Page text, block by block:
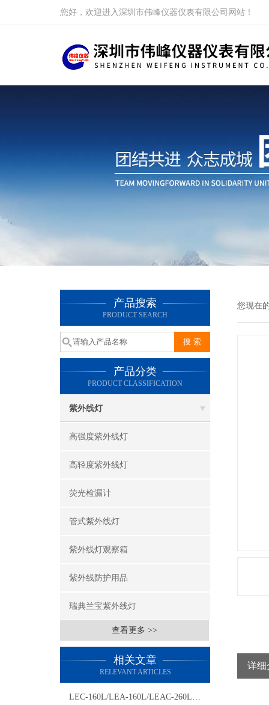
您好，欢迎进入深圳市伟峰仪器仪表有限公司网站！
产品搜索
PRODUCT SEARCH
产品分类
PRODUCT CLASSIFICATION
紫外线灯
高强度紫外线灯
高轻度紫外线灯
荧光检漏计
管式紫外线灯
紫外线灯观察箱
紫外线防护用品
瑞典兰宝紫外线灯
查看更多 >>
相关文章
RELEVANT ARTICLES
LEC-160L/LEA-160L/LEAC-260L紫外线灯/紫外分析仪
您现在
详细